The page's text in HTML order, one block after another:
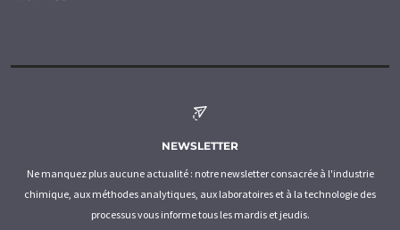
NEWSLETTER
Ne manquez plus aucune actualité : notre newsletter consacrée à l'industrie
chimique, aux méthodes analytiques, aux laboratoires et à la technologie des
processus vous informe tous les mardis et jeudis.